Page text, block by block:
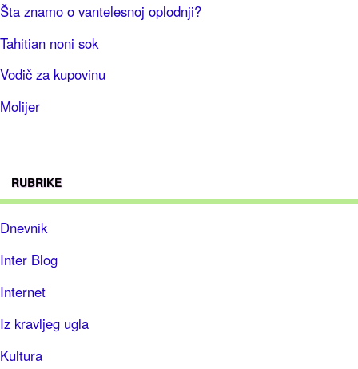
Šta znamo o vantelesnoj oplodnji?
Tahitian noni sok
Vodič za kupovinu
Molijer
RUBRIKE
Dnevnik
Inter Blog
Internet
Iz kravljeg ugla
Kultura